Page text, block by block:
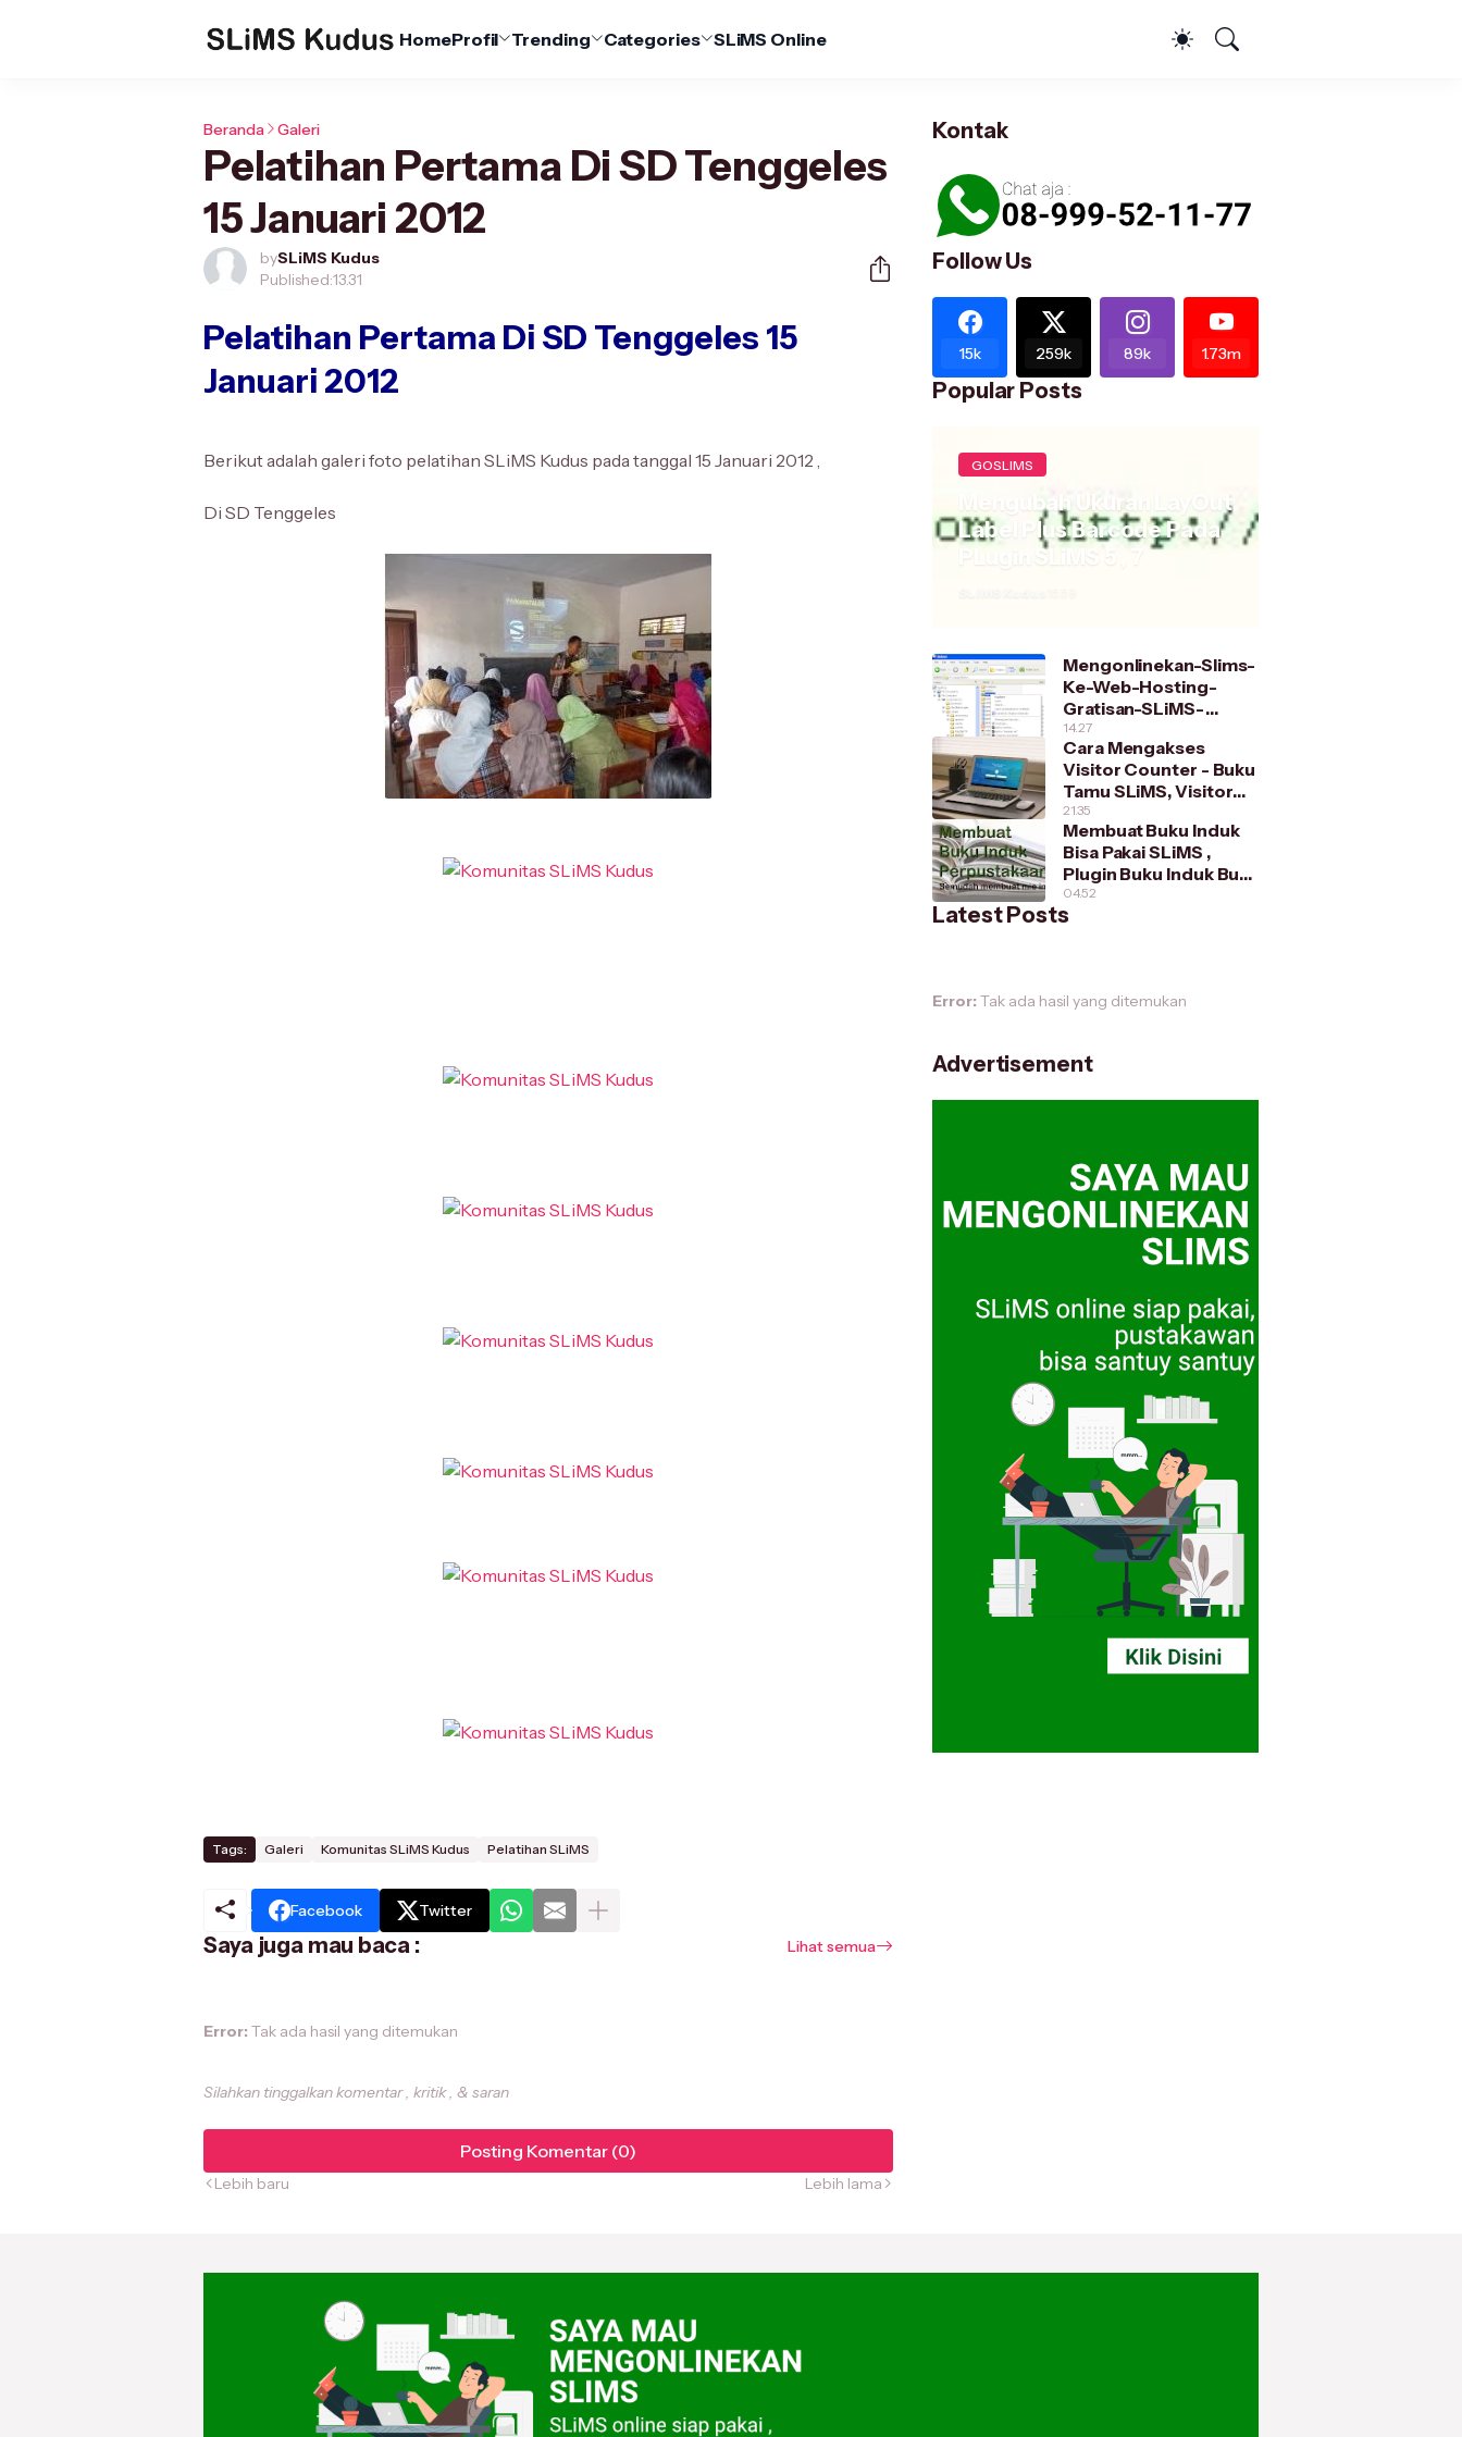
HomeProfil Trending Categories SLiMS Online
Beranda Galeri
Pelatihan Pertama Di SD Tenggeles
15 Januari 2012
bySLiMS Kudus
Published:13.31
Pelatihan Pertama Di SD Tenggeles 15
Januari 2012
Berikut adalah galeri foto pelatihan SLiMS Kudus pada tanggal 15 Januari 2012 ,
Di SD Tenggeles
Tags: Galeri Komunitas SLiMS Kudus Pelatihan SLiMS
Facebook Twitter
Saya juga mau baca : Lihat semua
Error: Tak ada hasil yang ditemukan
Silahkan tinggalkan komentar , kritik , & saran
Posting Komentar (0)
Lebih baru Lebih lama
Kontak
Follow Us
15k 259k 89k 1.73m
Popular Posts
GOSLIMS
Mengubah Ukuran LayOut
Label Plus Barcode Pada
PLugin SLiMS 5 , 7
Mengonlinekan-Slims-
Ke-Web-Hosting-
Gratisan-SLiMS-
Kudus/
14.27
Cara Mengakses
Visitor Counter - Buku
Tamu SLiMS, Visitor
Counter Series 1
21.35
Membuat Buku Induk
Bisa Pakai SLiMS ,
Plugin Buku Induk Buat
SLiMS 7 dan SLiMS 5
04.52
Latest Posts
Error: Tak ada hasil yang ditemukan
Advertisement